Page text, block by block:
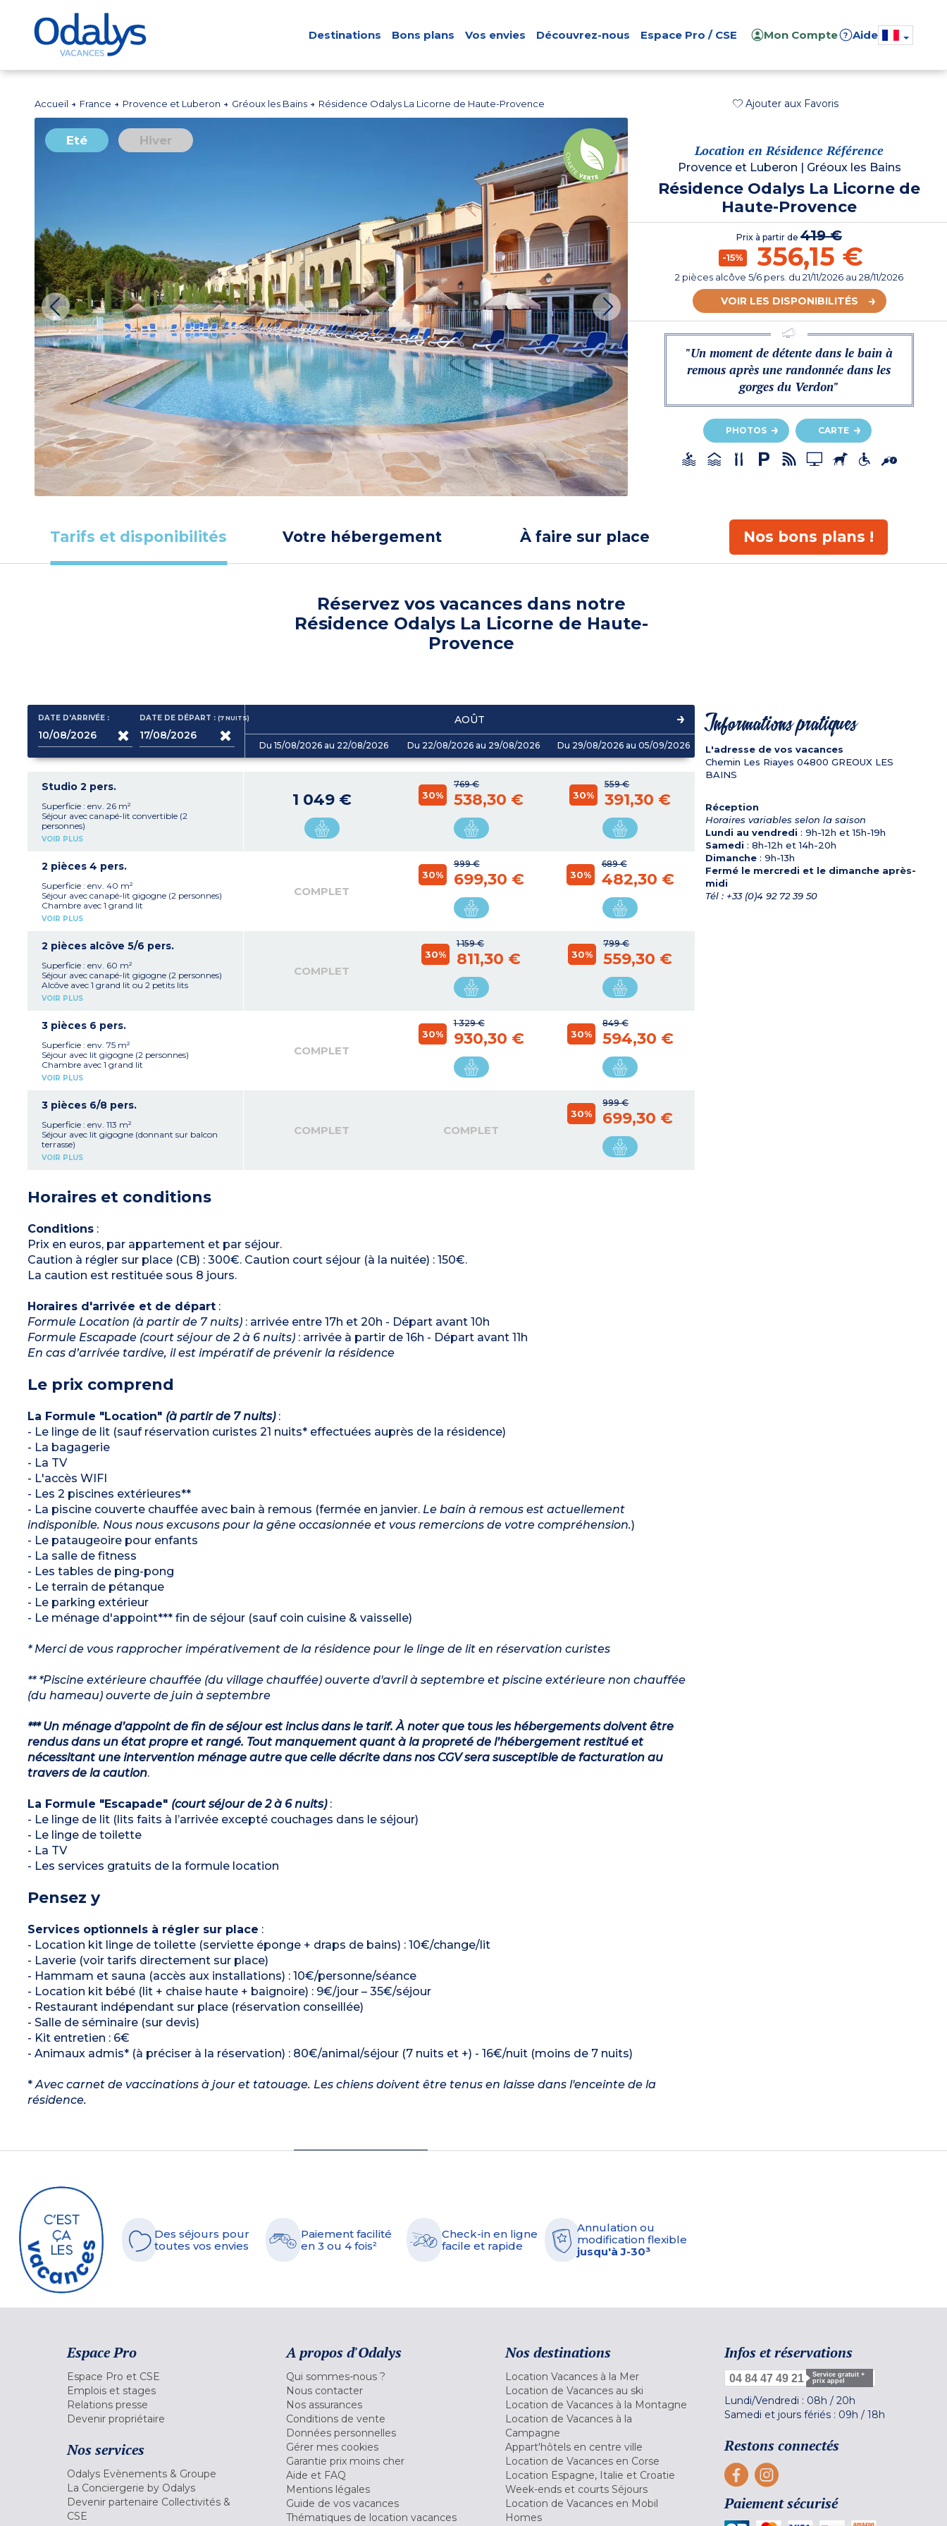
Destinations Bons plans Vos envies Découvrez-nous Espace Pro / CSE Mon Compte ? Aide
Accueil France Provence et Luberon Gréoux les Bains Résidence Odalys La Licorne de Haute-Provence Ajouter aux Favoris
Eté Hiver
Location en Résidence Référence
Provence et Luberon Gréoux les Bains
Résidence Odalys La Licorne de
Haute-Provence
Prix à partir de 419 €
-15% 356,15 €
2 pièces alcôve 5/6 pers. du 21/11/2026 au 28/11/2026
VOIR LES DISPONIBILITÉS
"Un moment de détente dans le bain à
remous après une randonnée dans les
gorges du Verdon"
PHOTOS CARTE
Tarifs et disponibilités Votre hébergement À faire sur place Nos bons plans !
Réservez vos vacances dans notre
Résidence Odalys La Licorne de Haute-
Provence
DATE D'ARRIVÉE : DATE DE DÉPART :(7NUITS) AOÛT
Du 15/08/2026 au 22/08/2026 Du 22/08/2026 au 29/08/2026 Du 29/08/2026 au 05/09/2026
Studio 2 pers.
Superficie : env. 26 m²
Séjour avec canapé-lit convertible (2
personnes)
Kitchenette équipée (réfrigérateur top, plaque
Balcon avec mobilier
Climatisation
VOIR PLUS
1 049 €
769 €
30% 538,30 €
559 €
30% 391,30 €
2 pièces 4 pers.
Superficie : env. 40 m²
Séjour avec canapé-lit gigogne (2 personnes)
Chambre avec 1 grand lit
Kitchenette équipée (réfrigérateur top, plaque
Salle de bains avec baignoire, sèche-cheveux
WC séparé
Terrasse ou balcon avec mobilier
Climatisation
VOIR PLUS
COMPLET
999 €
30% 699,30 €
689 €
30% 482,30 €
2 pièces alcôve 5/6 pers.
Superficie : env. 60 m²
Séjour avec canapé-lit gigogne (2 personnes)
Alcôve avec 1 grand lit ou 2 petits lits
Chambre avec 1 grand lit
vaisselle)
Salle de bains avec baignoire, sèche-cheveux
WC séparé
Terrasse ou balcon avec mobilier
Climatisation
VOIR PLUS
COMPLET
1 159 €
30% 811,30 €
799 €
30% 559,30 €
3 pièces 6 pers.
Superficie : env. 75 m²
Séjour avec lit gigogne (2 personnes)
Chambre avec 1 grand lit
Chambre avec 1 grand lit ou 2 lits simples
lave-vaisselle)
Salle de bains avec baignoire, 2 vasques, sèche-
cheveux (à l'étage)
WC séparé (en rdc)
Terrasse ou balcon avec mobilier
Climatisation
3p6 en duplex et au 1er étage - (1 seul
VOIR PLUS
COMPLET
1 329 €
30% 930,30 €
849 €
30% 594,30 €
3 pièces 6/8 pers.
Superficie : env. 113 m²
Séjour avec lit gigogne (donnant sur balcon
terrasse)
Chambre de plain-pied avec 1 grand lit
Salle de bains avec baignoire, 2 vasques, sèche-
cheveux
Terrasse avec mobilier
Climatisation
En duplex:
- 2 chambres communicantes avec 1 grand lit
dans l’une et 2 lits simples dans l’autre + salle
d’eau/WC ouverte
VOIR PLUS
COMPLET COMPLET
999 €
30% 699,30 €
Horaires et conditions
Conditions:
Prix en euros, par appartement et par séjour.
Caution à régler sur place (CB) : 300€. Caution court séjour (à la nuitée) : 150€.
La caution est restituée sous 8 jours.
Horaires d'arrivée et de départ:
Formule Location (à partir de 7 nuits): arrivée entre 17h et 20h - Départ avant 10h
Formule Escapade (court séjour de 2 à 6 nuits): arrivée à partir de 16h - Départ avant 11h
En cas d’arrivée tardive, il est impératif de prévenir la résidence
Le prix comprend
La Formule "Location" (à partir de 7 nuits) :
- Le linge de lit (sauf réservation curistes 21 nuits* effectuées auprès de la résidence)
- La bagagerie
- La TV
- L'accès WIFI
- Les 2 piscines extérieures**
- La piscine couverte chauffée avec bain à remous (fermée en janvier. Le bain à remous est actuellement
indisponible. Nous nous excusons pour la gêne occasionnée et vous remercions de votre compréhension.)
- Le pataugeoire pour enfants
- La salle de fitness
- Les tables de ping-pong
- Le terrain de pétanque
- Le parking extérieur
- Le ménage d'appoint*** fin de séjour (sauf coin cuisine & vaisselle)
* Merci de vous rapprocher impérativement de la résidence pour le linge de lit en réservation curistes
** *Piscine extérieure chauffée (du village chauffée) ouverte d'avril à septembre et piscine extérieure non chauffée
(du hameau) ouverte de juin à septembre
*** Un ménage d’appoint de fin de séjour est inclus dans le tarif. À noter que tous les hébergements doivent être
rendus dans un état propre et rangé. Tout manquement quant à la propreté de l’hébergement restitué et
nécessitant une intervention ménage autre que celle décrite dans nos CGV sera susceptible de facturation au
travers de la caution.
La Formule "Escapade" (court séjour de 2 à 6 nuits) :
- Le linge de lit (lits faits à l’arrivée excepté couchages dans le séjour)
- Le linge de toilette
- La TV
- Les services gratuits de la formule location
Pensez y
Services optionnels à régler sur place :
- Location kit linge de toilette (serviette éponge + draps de bains) : 10€/change/lit
- Laverie (voir tarifs directement sur place)
- Hammam et sauna (accès aux installations) : 10€/personne/séance
- Location kit bébé (lit + chaise haute + baignoire) : 9€/jour – 35€/séjour
- Restaurant indépendant sur place (réservation conseillée)
- Salle de séminaire (sur devis)
- Kit entretien : 6€
- Animaux admis* (à préciser à la réservation) : 80€/animal/séjour (7 nuits et +) - 16€/nuit (moins de 7 nuits)
*Avec carnet de vaccinations à jour et tatouage. Les chiens doivent être tenus en laisse dans l'enceinte de la
résidence.
Informations pratiques
L'adresse de vos vacances
Chemin Les Riayes 04800 GREOUX LES
BAINS
Réception
Horaires variables selon la saison
Lundi au vendredi : 9h-12h et 15h-19h
Samedi : 8h-12h et 14h-20h
Dimanche: 9h-13h
Fermé le mercredi et le dimanche après-
midi
Tél : +33 (0)4 92 72 39 50
Des séjours pour
toutes vos envies
Paiement facilité
en 3 ou 4 fois²
Check-in en ligne
facile et rapide
Annulation ou
modification flexible
jusqu'à J-30³
Espace Pro
Espace Pro et CSE
Emplois et stages
Relations presse
Devenir propriétaire
Nos services
Odalys Evènements & Groupe
La Conciergerie by Odalys
Devenir partenaire Collectivités &
CSE
A propos d'Odalys
Qui sommes-nous ?
Nous contacter
Nos assurances
Conditions de vente
Données personnelles
Gérer mes cookies
Garantie prix moins cher
Aide et FAQ
Mentions légales
Guide de vos vacances
Thématiques de location vacances
Nos destinations
Location Vacances à la Mer
Location de Vacances au ski
Location de Vacances à la Montagne
Location de Vacances à la
Campagne
Appart'hôtels en centre ville
Location de Vacances en Corse
Location Espagne, Italie et Croatie
Week-ends et courts Séjours
Location de Vacances en Mobil
Homes
Infos et réservations
04 84 47 49 21
Service gratuit +
prix appel
Lundi/Vendredi : 08h / 20h
Samedi et jours fériés : 09h / 18h
Restons connectés
Paiement sécurisé